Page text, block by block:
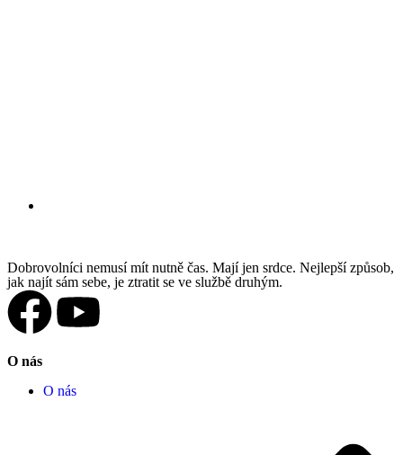
Dobrovolníci nemusí mít nutně čas. Mají jen srdce. Nejlepší způsob,
jak najít sám sebe, je ztratit se ve službě druhým.
O nás
O nás